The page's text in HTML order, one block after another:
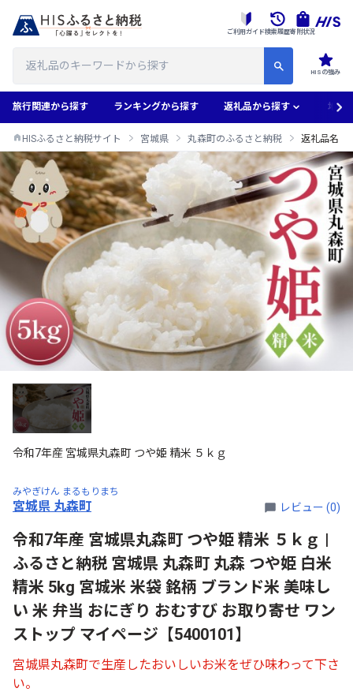
HISの強み
ご利用ガイド検索履歴寄附状況
旅行関連から探す ランキングから探す 返礼品から探す 地域
HISふるさと納税サイト 宮城県 丸森町のふるさと納税 返礼品名
令和7年産 宮城県丸森町 つや姫 精米 ５ｋｇ
みやぎけん まるもりまち
宮城県 丸森町 レビュー (0)
令和7年産 宮城県丸森町 つや姫 精米 ５ｋｇ |
ふるさと納税 宮城県 丸森町 丸森 つや姫 白米
精米 5kg 宮城米 米袋 銘柄 ブランド米 美味し
い 米 弁当 おにぎり おむすび お取り寄せ ワン
ストップ マイページ【5400101】
宮城県丸森町で生産したおいしいお米をぜひ味わって下さ
い。